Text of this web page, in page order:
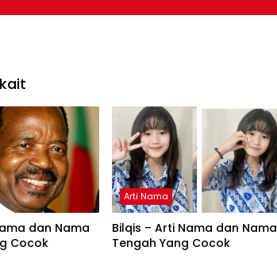
dan Nama
Cocok
Arti Nama
Bilqis – Arti Nama dan Nama
Tengah Yang Cocok